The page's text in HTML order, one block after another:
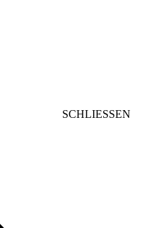
SCHLIESSEN